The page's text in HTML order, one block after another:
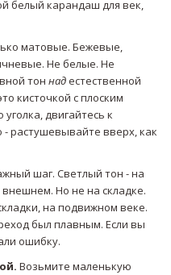
белый карандаш для век,
матовые. Бежевые,
Не белые. Не
тон надестественной
кисточкой с плоским
двигайтесь к
растушевывайте вверх, как
шаг. Светлый тон - на
Но не на складке.
на подвижном веке.
был плавным. Если вы
ошибку.
Возьмите маленькую